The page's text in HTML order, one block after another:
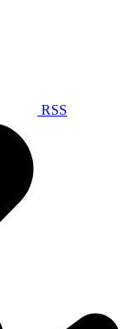
RSS